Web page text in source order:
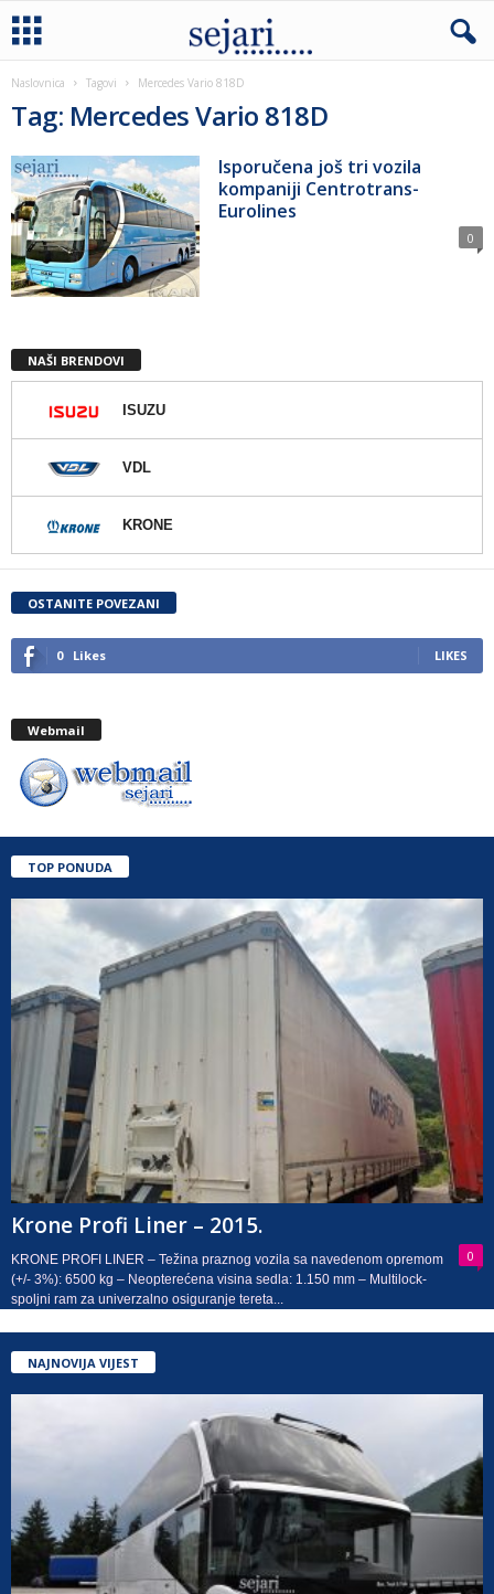
Naslovnica Tagovi Mercedes Vario 818D
Tag: Mercedes Vario 818D
Isporučena još tri vozila
kompaniji Centrotrans-
Eurolines
0
NAŠI BRENDOVI
ISUZU
VDL
KRONE
OSTANITE POVEZANI
0 Likes LIKES
Webmail
TOP PONUDA
Krone Profi Liner – 2015.
0
KRONE PROFI LINER – Težina praznog vozila sa navedenom opremom
(+/- 3%): 6500 kg – Neopterećena visina sedla: 1.150 mm – Multilock-
spoljni ram za univerzalno osiguranje tereta...
NAJNOVIJA VIJEST